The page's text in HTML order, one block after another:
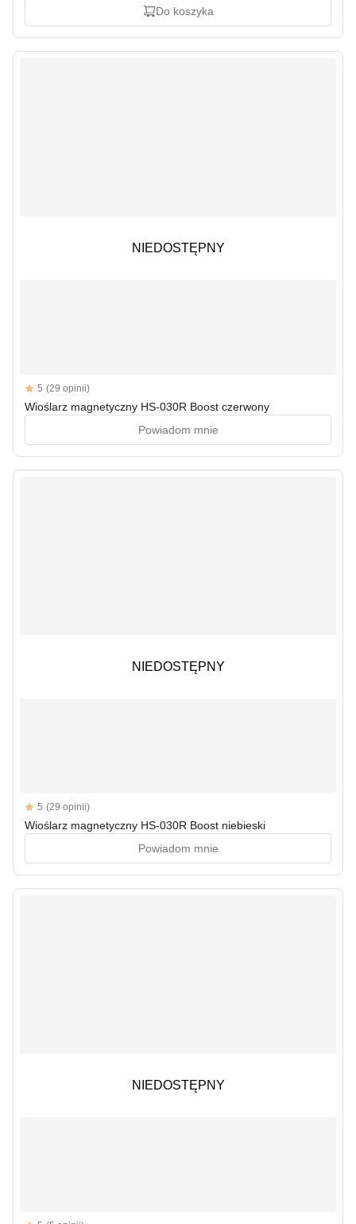
Do koszyka
NIEDOSTĘPNY
NIEDOSTĘPNY
Reviews
5 out of 5 stars
5 (29 opinii)
Wioślarz magnetyczny HS-030R Boost czerwony
Powiadom mnie
NIEDOSTĘPNY
NIEDOSTĘPNY
Reviews
5 out of 5 stars
5 (29 opinii)
Wioślarz magnetyczny HS-030R Boost niebieski
Powiadom mnie
NIEDOSTĘPNY
NIEDOSTĘPNY